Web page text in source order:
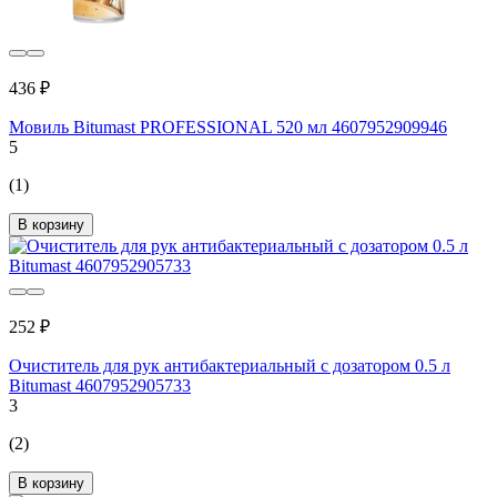
436 ₽
Мовиль Bitumast PROFESSIONAL 520 мл 4607952909946
5
(1)
В корзину
252 ₽
Очиститель для рук антибактериальный с дозатором 0.5 л
Bitumast 4607952905733
3
(2)
В корзину